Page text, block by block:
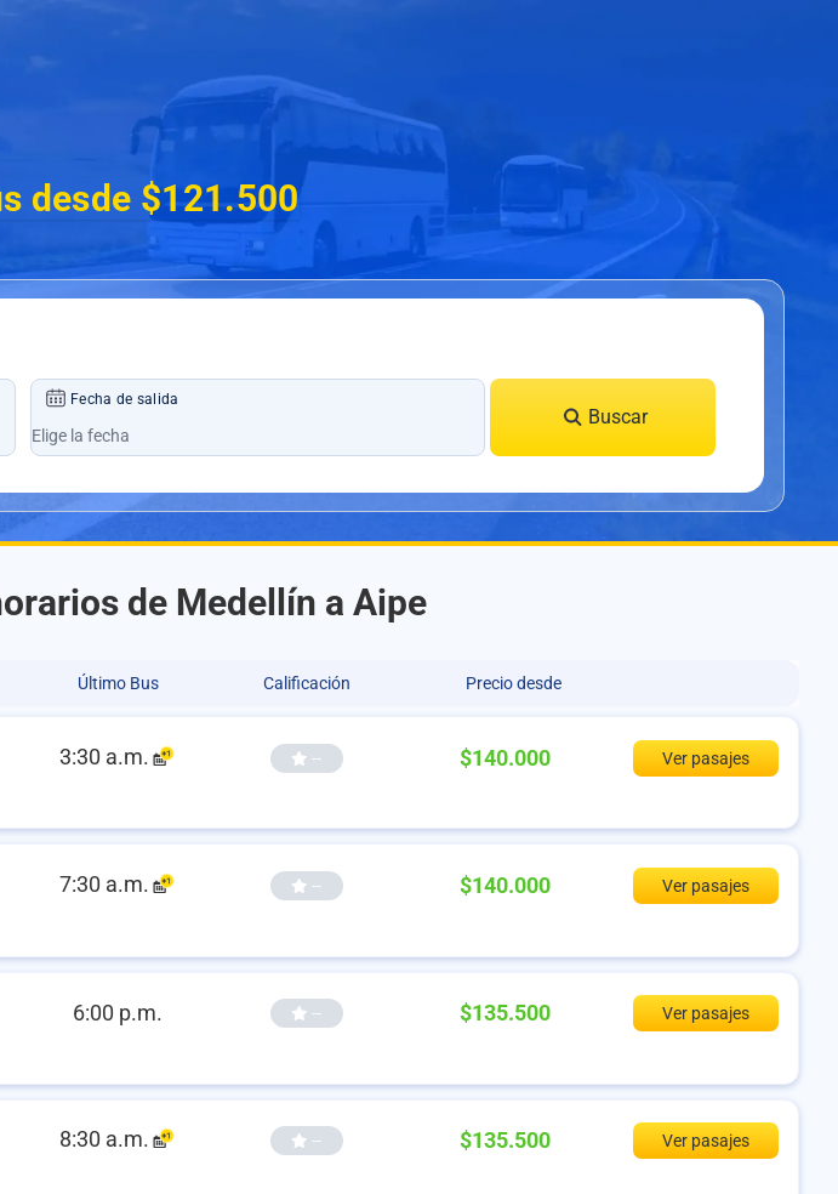
desde $121.500
Fecha de salida
Buscar
de Medellín a Aipe
Último Bus Calificación Precio desde
3:30 a.m. -- $140.000 Ver pasajes
7:30 a.m. -- $140.000 Ver pasajes
6:00 p.m. -- $135.500 Ver pasajes
8:30 a.m. -- $135.500 Ver pasajes